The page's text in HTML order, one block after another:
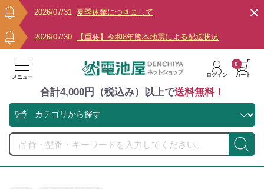
2026/07/31 夏季休業につきまして
2026/07/30 【重要】令和8年熊本地震による配送状況
メニュー ログイン カート
0
合計4,000円（税込み）以上で送料無料！